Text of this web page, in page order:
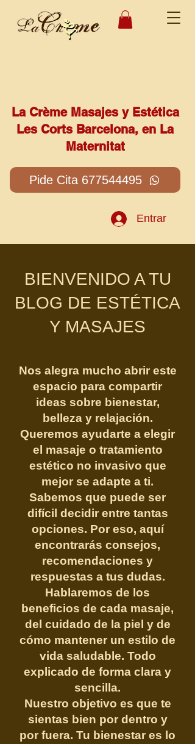
La Crème Masajes y Estética
Les Corts Barcelona, en La
Maternitat
Pide Cita 677544495
Entrar
BIENVENIDO A TU
BLOG DE ESTÉTICA
Y MASAJES
Nos alegra mucho abrir este
espacio para compartir
ideas sobre bienestar,
belleza y relajación.
Queremos ayudarte a elegir
el masaje o tratamiento
estético no invasivo que
mejor se adapte a ti.
Sabemos que puede ser
difícil decidir entre tantas
opciones. Por eso, aquí
encontrarás consejos,
recomendaciones y
respuestas a tus dudas.
Hablaremos de los
beneficios de cada masaje,
del cuidado de la piel y de
cómo mantener un estilo de
vida saludable. Todo
explicado de forma clara y
sencilla.
Nuestro objetivo es que te
sientas bien por dentro y
por fuera. Tu bienestar es lo